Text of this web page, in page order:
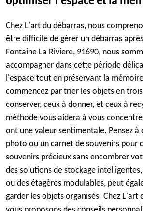
Chez L'art du débarras, nous
être difficile de gérer un débarras
Fontaine La Riviere, 91690, nous
accompagner dans cette période
l'espace tout en préservant la
commencez par trier les objets en
conserver, ceux à donner, et ceux à
méthode vous aidera à vous
ont une valeur sentimentale. Pensez à
photo ou un carnet de souvenirs pour
souvenirs précieux sans encombrer
des solutions de stockage
ou des étagères modulables, peut
garder les objets organisés. Chez L'art